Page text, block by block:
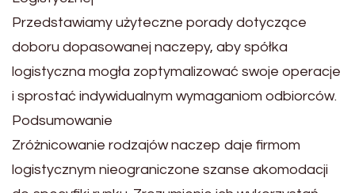
Przedstawiamy użyteczne porady dotyczące
doboru dopasowanej naczepy, aby spółka
logistyczna mogła zoptymalizować swoje operacje
i sprostać indywidualnym wymaganiom odbiorców.
Podsumowanie
Zróżnicowanie rodzajów naczep daje firmom
logistycznym nieograniczone szanse akomodacji